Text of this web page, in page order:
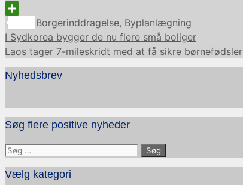
Share
Kategorier
Borgerinddragelse, Byplanlægning
I Sydkorea bygger de nu flere små boliger
Laos tager 7-mileskridt med at få sikre børnefødsler
Nyhedsbrev
Søg flere positive nyheder
Søg
efter:
Vælg kategori